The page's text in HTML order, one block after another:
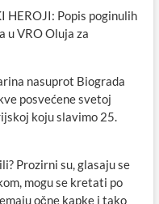
HEROJI: Popis poginulih
u VRO Oluja za
nasuprot Biograda
posvećene svetoj
koju slavimo 25.
Prozirni su, glasaju se
mogu se kretati po
očne kapke i tako